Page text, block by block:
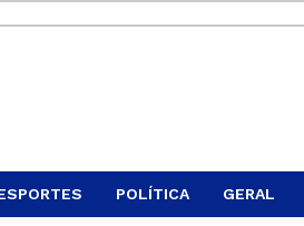
POLÍTICA GERAL